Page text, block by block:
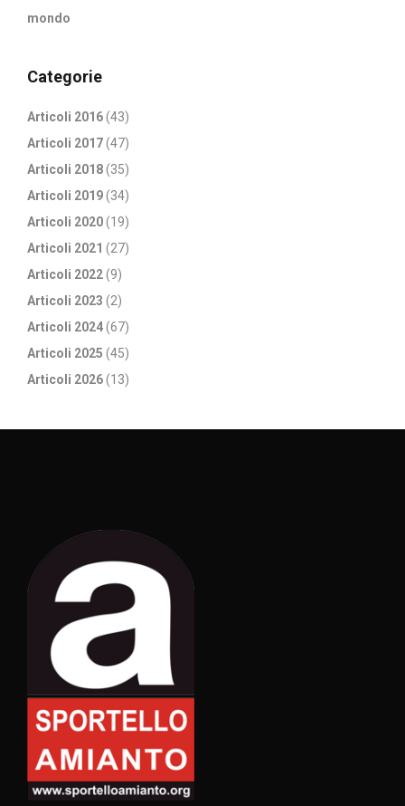
mondo
Categorie
Articoli 2016(43)
Articoli 2017(47)
Articoli 2018(35)
Articoli 2019(34)
Articoli 2020(19)
Articoli 2021 (27)
Articoli 2022(9)
Articoli 2023 (2)
Articoli 2024(67)
Articoli 2025 (45)
Articoli 2026(13)